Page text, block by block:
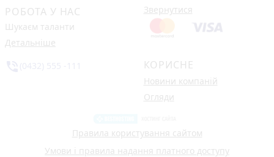
РОБОТА У НАС
Шукаєм таланти
Детальніше
Звернутися
КОРИСНЕ
Новини компаній
Огляди
Правила користування сайтом
Умови і правила надання платного доступу